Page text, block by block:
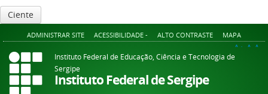
Ciente
ADMINISTRAR SITE ACESSIBILIDADE - ALTO CONTRASTE MAPA
A+ A A-
Instituto Federal de Educação, Ciência e Tecnologia de
Sergipe
Instituto Federal de Sergipe